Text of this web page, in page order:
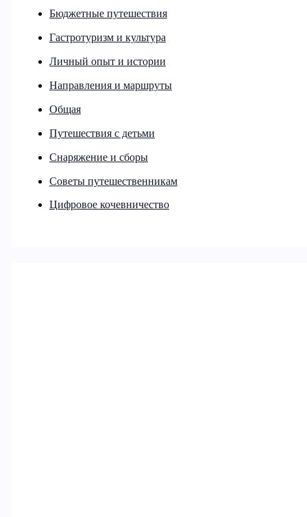
Бюджетные путешествия
Гастротуризм и культура
Личный опыт и истории
Направления и маршруты
Общая
Путешествия с детьми
Снаряжение и сборы
Советы путешественникам
Цифровое кочевничество